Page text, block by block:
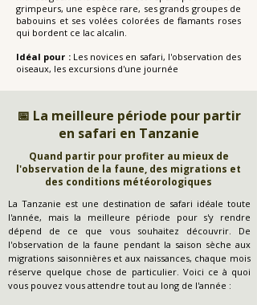
grimpeurs, une espèce rare, ses grands groupes de
babouins et ses volées colorées de flamants roses
qui bordent ce lac alcalin.
Idéal pour :Les novices en safari, l'observation des
oiseaux, les excursions d'une journée
📅 La meilleure période pour partir
en safari en Tanzanie
Quand partir pour profiter au mieux de
l'observation de la faune, des migrations et
des conditions météorologiques
La Tanzanie est une destination de safari idéale toute
l'année, mais la meilleure période pour s'y rendre
dépend de ce que vous souhaitez découvrir. De
l'observation de la faune pendant la saison sèche aux
migrations saisonnières et aux naissances, chaque mois
réserve quelque chose de particulier. Voici ce à quoi
vous pouvez vous attendre tout au long de l'année :